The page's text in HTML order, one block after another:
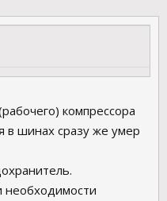
компрессора
в шинах сразу же умер
необходимости